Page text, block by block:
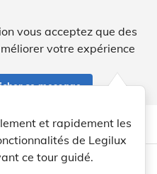
vous acceptez que des
votre expérience
ce message
help Aide
et rapidement les
de Legilux
ce tour guidé.
light_mode dark_mode